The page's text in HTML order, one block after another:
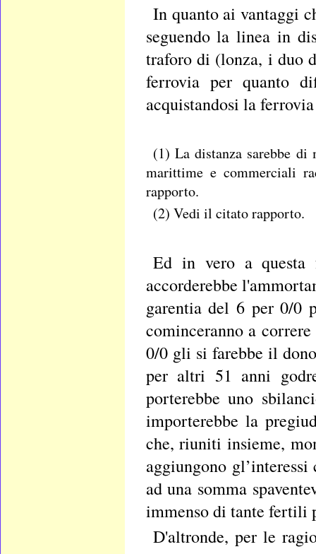
In quanto ai vantaggi
seguendo la linea in
traforo di (lonza, i duo
ferrovia per quanto
acquistandosi la
(1) La distanza sarebbe
marittime e commerciali
rapporto.
(2) Vedi il citato rapporto.
Ed in vero a questa
accorderebbe
garentia del 6 per 0/0
cominceranno a
0/0 gli si farebbe il
per altri 51 anni
porterebbe uno
importerebbe la
che, riuniti insieme,
aggiungono
ad una somma
immenso di tante fertili
D'altronde, per le